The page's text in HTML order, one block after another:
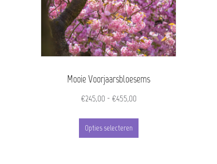
Mooie Voorjaarsbloesems
€245,00 - €455,00Prijsklasse:
Opties selecteren
Dit
product